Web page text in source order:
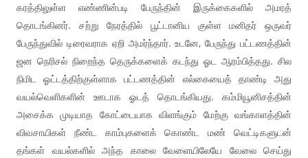
கரத்திலுள்ள எண்ணின்படி பேருந்தின் இருக்கைகளில் அமரத்
தொடங்கினர். சற்று நேரத்தில் பூட்டானிய குள்ள மனிதர் ஒருவர்
பேருந்துவில் டிரைவராக ஏறி அமர்ந்தார். உடனே, பேருந்து பட்டணத்தின்
ஜன நெரிசல் நிறைந்த தெருக்களைக் கடந்து ஓட ஆரம்பித்தது. சில
நிமிட ஓட்டத்திற்குள்ளாக பட்டணத்தின் எல்கையைத் தாண்டி அது
வயல்வெளிகளின் ஊடாக ஓடத் தொடங்கியது. கம்மியூனிசத்தின்
அசைக்க முடியாத கோட்டையாக விளங்கும் மேற்கு வங்காளத்தின்
விவசாயிகள் நீண்ட காம்புகளைக் கொண்ட மண் வெட்டிகளுடன்
தங்கள் வயல்களில் அந்த காலை வேளையிலேயே வேலை செய்து